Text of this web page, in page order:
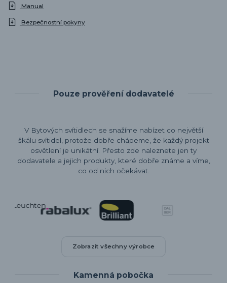
Manual
Bezpečnostní pokyny
Pouze prověření dodavatelé
V Bytových svítidlech se snažíme nabízet co největší
škálu svítidel, protože dobře chápeme, že každý projekt
osvětlení je unikátní. Přesto zde naleznete jen ty
dodavatele a jejich produkty, které dobře známe a víme,
co od nich očekávat.
Zobrazit všechny výrobce
Kamenná pobočka